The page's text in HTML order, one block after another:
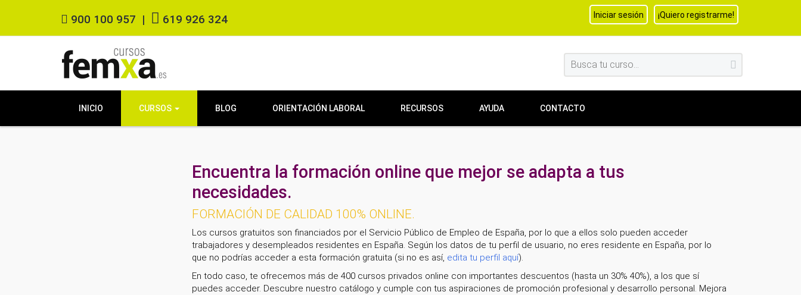
900 100 957 | 619 926 324 Iniciar sesión ¡Quiero registrarme!
INICIO CURSOS BLOG ORIENTACIÓN LABORAL RECURSOS AYUDA CONTACTO
Encuentra la formación online que mejor se adapta a tus
necesidades.
FORMACIÓN DE CALIDAD 100% ONLINE.
Los cursos gratuitos son financiados por el Servicio Público de Empleo de España, por lo que a ellos solo pueden acceder
trabajadores y desempleados residentes en España. Según los datos de tu perfil de usuario, no eres residente en España, por lo
que no podrías acceder a esta formación gratuita (si no es así, edita tu perfil aquí).
En todo caso, te ofrecemos más de 400 cursos privados online con importantes descuentos (hasta un 30% 40%), a los que sí
puedes acceder. Descubre nuestro catálogo y cumple con tus aspiraciones de promoción profesional y desarrollo personal. Mejora